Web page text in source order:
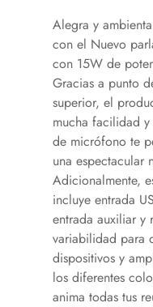
Alegra y
con el Nuevo
con 15W de
Gracias a punto
superior, el
mucha facilidad
de micrófono te
una espectacular
Adicionalmente,
incluye entrada
entrada auxiliar y
variabilidad para
dispositivos y
los diferentes
anima todas tus